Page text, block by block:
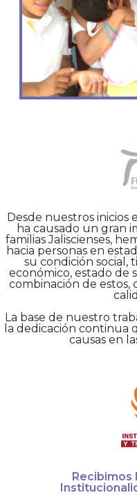
­Desde nuestros inicios
ha causado un gran
familias Jaliscienses,
hacia personas en
su condición social,
económico, estado de
combinación de estos,
La base de nuestro
la dedicación continua
causas en
Recibimos